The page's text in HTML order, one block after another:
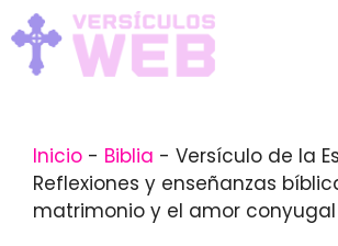
Skip
to
content
Inicio - Biblia - Versículo de la
Reflexiones y enseñanzas
matrimonio y el amor conyugal